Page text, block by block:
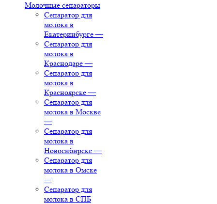
Молочные сепараторы
Сепаратор для
молока в
Екатеринбурге —
Сепаратор для
молока в
Краснодаре —
Сепаратор для
молока в
Красноярске —
Сепаратор для
молока в Москве
—
Сепаратор для
молока в
Новосибирске —
Сепаратор для
молока в Омске
—
Сепаратор для
молока в СПБ